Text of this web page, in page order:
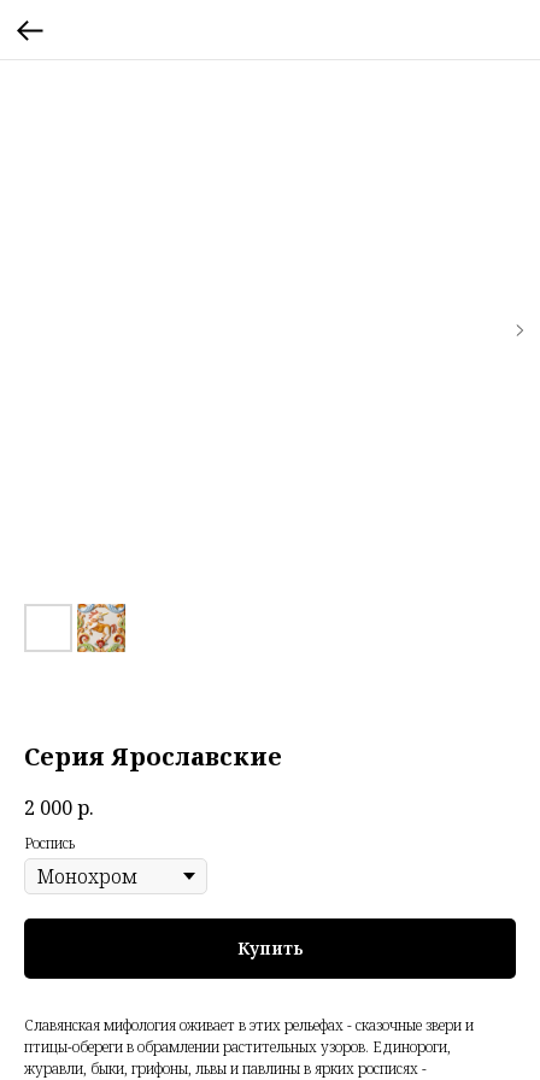
Серия Ярославские
2 000р.
Роспись
Купить
Славянская мифология оживает в этих рельефах - сказочные звери и
птицы-обереги в обрамлении растительных узоров. Единороги,
журавли, быки, грифоны, львы и павлины в ярких росписях -